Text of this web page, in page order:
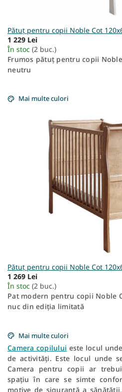
Pătuț pentru copii Noble Cot
1 229 Lei
În stoc (2 buc.)
Frumos pătuț pentru copii
neutru
Mai multe culori
Pătuț pentru copii Noble Cot
1 269 Lei
În stoc (2 buc.)
Pat modern pentru copii Noble
nuc din ediția limitată
Mai multe culori
Camera copilului este locul
de activități. Este locul unde
Camera pentru copii ar
spațiu în care se simte
motive de siguranță a